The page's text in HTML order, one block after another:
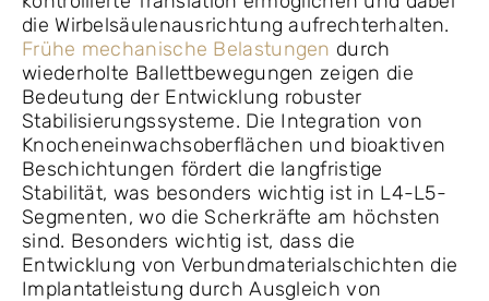
die Wirbelsäulenausrichtung aufrechterhalten.
Frühe mechanische Belastungen durch
wiederholte Ballettbewegungen zeigen die
Bedeutung der Entwicklung robuster
Stabilisierungssysteme. Die Integration von
Knocheneinwachsoberflächen und bioaktiven
Beschichtungen fördert die langfristige
Stabilität, was besonders wichtig ist in L4-L5-
Segmenten, wo die Scherkräfte am höchsten
sind. Besonders wichtig ist, dass die
Entwicklung von Verbundmaterialschichten die
Implantatleistung durch Ausgleich von